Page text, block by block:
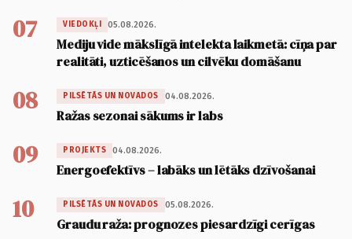
07 VIEDOKĻI 05.08.2026.
Mediju vide mākslīgā intelekta laikmetā: cīņa par
realitāti, uzticēšanos un cilvēku domāšanu
08 PILSĒTĀS UN NOVADOS 04.08.2026.
Ražas sezonai sākums ir labs
09 PROJEKTS 04.08.2026.
Energoefektīvs – labāks un lētāks dzīvošanai
10 PILSĒTĀS UN NOVADOS 05.08.2026.
Graudu raža: prognozes piesardzīgi cerīgas